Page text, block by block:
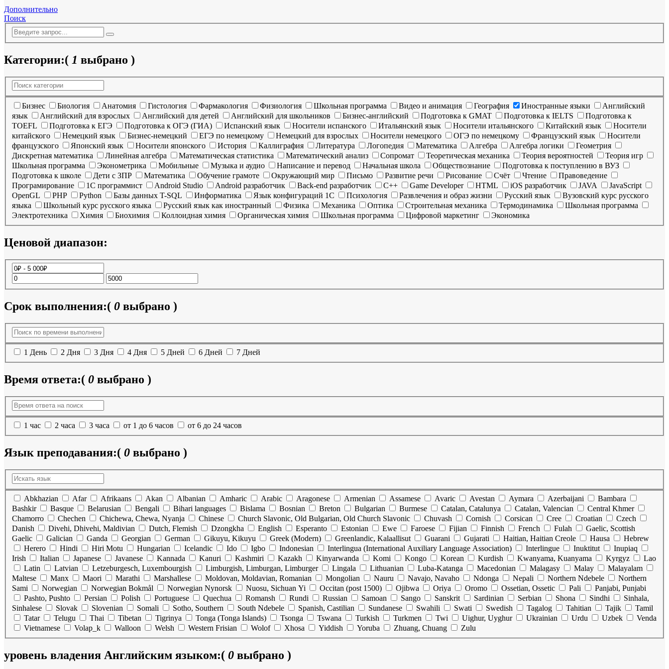
Дополнительно
Поиск
Категории:( 1 выбрано )
Бизнес Биология Анатомия Гистология Фармакология Физиология Школьная программа Видео и анимация География Иностранные языки
Английский
язык
Английский для взрослых Английский для детей Английский для школьников Бизнес-английский Подготовка к GMAT Подготовка к IELTS
Подготовка к
TOEFL
Подготовка к ЕГЭ Подготовка к ОГЭ (ГИА) Испанский язык Носители испанского Итальянский язык Носители итальянского Китайский язык
Носители
китайского
Немецкий язык Бизнес-немецкий ЕГЭ по немецкому Немецкий для взрослых Носители немецкого ОГЭ по немецкому Французский язык
Носители
французского
Японский язык Носители японского История Каллиграфия Литература Логопедия Математика Алгебра Алгебра логики
Геометрия
Дискретная математика
Линейная алгебра Математическая статистика Математический анализ Сопромат Теоретическая механика Теория вероятностей
Теория игр
Школьная программа
Эконометрика Мобильные Музыка и аудио Написание и перевод Начальная школа Обществознание
Подготовка к поступлению в ВУЗ
Подготовка к школе
Дети с ЗПР Математика Обучение грамоте Окружающий мир Письмо Развитие речи Рисование Счёт Чтение
Правоведение
Програмирование
1C программист Android Studio Android разработчик Back-end разработчик C++ Game Developer HTML iOS разработчик JAVA
JavaScript
OpenGL
PHP Python Базы данных T-SQL Информатика Язык конфигураций 1С Психология Развлечения и образ жизни Русский язык
Вузовский курс русского
языка
Школьный курс русского языка Русский язык как иностранный Физика Механика Оптика Строительная механика Термодинамика
Школьная программа
Электротехника
Химия Биохимия Коллоидная химия Органическая химия Школьная программа Цифровой маркетинг Экономика
Ценовой диапазон:
Срок выполнения:( 0 выбрано )
1 День 2 Дня 3 Дня 4 Дня 5 Дней 6 Дней 7 Дней
Время ответа:( 0 выбрано )
1 час 2 часа 3 часа от 1 до 6 часов от 6 до 24 часов
Язык преподавания:( 0 выбрано )
Abkhazian Afar Afrikaans Akan Albanian Amharic Arabic Aragonese Armenian Assamese Avaric Avestan Aymara Azerbaijani
Bambara
Bashkir
Basque Belarusian Bengali Bihari languages Bislama Bosnian Breton Bulgarian Burmese Catalan, Catalunya Catalan, Valencian
Central Khmer
Chamorro
Chechen Chichewa, Chewa, Nyanja Chinese Church Slavonic, Old Bulgarian, Old Church Slavonic Chuvash Cornish Corsican Cree Croatian
Czech
Danish
Divehi, Dhivehi, Maldivian Dutch, Flemish Dzongkha English Esperanto Estonian Ewe Faroese Fijian Finnish French Fulah
Gaelic, Scottish
Gaelic
Galician Ganda Georgian German Gikuyu, Kikuyu Greek (Modern) Greenlandic, Kalaallisut Guarani Gujarati Haitian, Haitian Creole Hausa
Hebrew
Herero
Hindi Hiri Motu Hungarian Icelandic Ido Igbo Indonesian Interlingua (International Auxiliary Language Association) Interlingue Inuktitut
Inupiaq
Irish
Italian Japanese Javanese Kannada Kanuri Kashmiri Kazakh Kinyarwanda Komi Kongo Korean Kurdish Kwanyama, Kuanyama Kyrgyz
Lao
Latin
Latvian Letzeburgesch, Luxembourgish Limburgish, Limburgan, Limburger Lingala Lithuanian Luba-Katanga Macedonian Malagasy Malay
Malayalam
Maltese
Manx Maori Marathi Marshallese Moldovan, Moldavian, Romanian Mongolian Nauru Navajo, Navaho Ndonga Nepali Northern Ndebele
Northern
Sami
Norwegian Norwegian Bokmål Norwegian Nynorsk Nuosu, Sichuan Yi Occitan (post 1500) Ojibwa Oriya Oromo Ossetian, Ossetic Pali
Panjabi, Punjabi
Pashto, Pushto
Persian Polish Portuguese Quechua Romansh Rundi Russian Samoan Sango Sanskrit Sardinian Serbian Shona Sindhi
Sinhala,
Sinhalese
Slovak Slovenian Somali Sotho, Southern South Ndebele Spanish, Castilian Sundanese Swahili Swati Swedish Tagalog Tahitian Tajik
Tamil
Tatar
Telugu Thai Tibetan Tigrinya Tonga (Tonga Islands) Tsonga Tswana Turkish Turkmen Twi Uighur, Uyghur Ukrainian Urdu Uzbek
Venda
Vietnamese
Volap_k Walloon Welsh Western Frisian Wolof Xhosa Yiddish Yoruba Zhuang, Chuang Zulu
уровень владения Английским языком:( 0 выбрано )